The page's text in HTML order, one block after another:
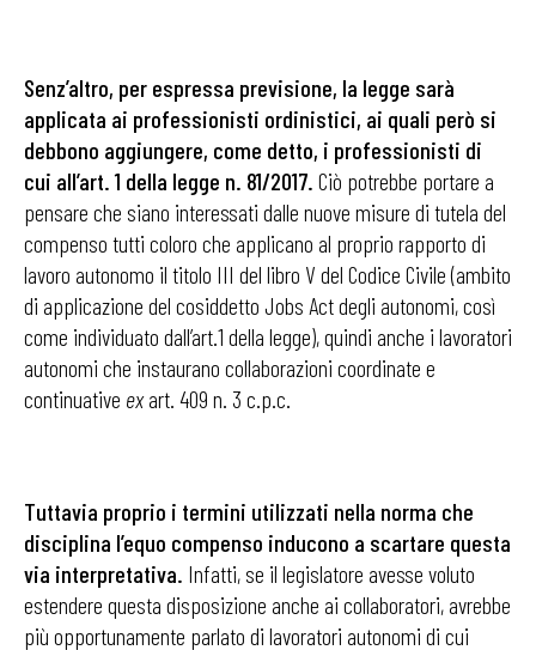
Senz’altro, per espressa previsione, la legge sarà
applicata ai professionisti ordinistici, ai quali però si
debbono aggiungere, come detto, i professionisti di
cui all’art. 1 della legge n. 81/2017. Ciò potrebbe portare a
pensare che siano interessati dalle nuove misure di tutela del
compenso tutti coloro che applicano al proprio rapporto di
lavoro autonomo il titolo III del libro V del Codice Civile (ambito
di applicazione del cosiddetto Jobs Act degli autonomi, così
come individuato dall’art.1 della legge), quindi anche i lavoratori
autonomi che instaurano collaborazioni coordinate e
continuative exart. 409 n. 3 c.p.c.
Tuttavia proprio i termini utilizzati nella norma che
disciplina l’equo compenso inducono a scartare questa
via interpretativa. Infatti, se il legislatore avesse voluto
estendere questa disposizione anche ai collaboratori, avrebbe
più opportunamente parlato di lavoratori autonomi di cui